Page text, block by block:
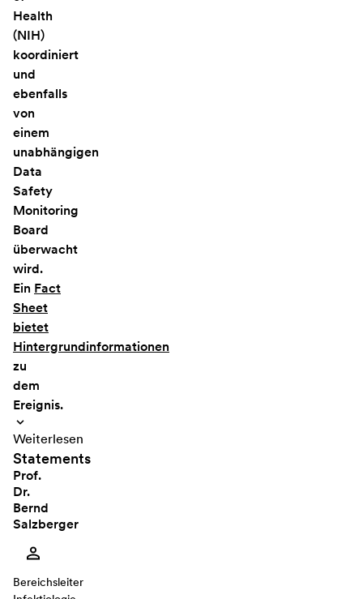
Health
(NIH)
koordiniert
und
ebenfalls
von
einem
unabhängigen
Data
Safety
Monitoring
Board
überwacht
wird.
Ein Fact
Sheet
bietet
Hintergrundinformationen
zu
dem
Ereignis.
Weiterlesen
Statements
Prof.
Dr.
Bernd
Salzberger
Bereichsleiter